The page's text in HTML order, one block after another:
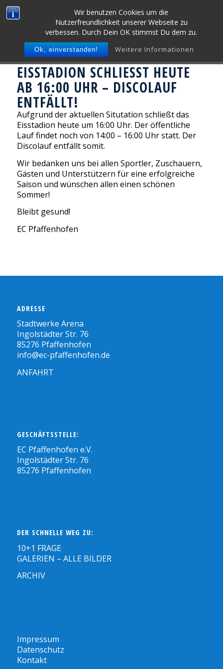
Wir benutzen Cookies um die
Nutzerfreundlichkeit unserer Webseite zu
verbessen. Durch Dein OK stimmst Du dem zu.
Ok, einverstanden! Weitere Informationen
EISSTADION SCHLIESST HEUTE A
B 16:00 UHR – DISCOLAUF E
NTFÄLLT!
Aufgrund der aktuellen Situtation schließt das
Eisstadion heute um 16:00 Uhr. Der öffentliche
Lauf findet noch von 14:00 – 16:00 Uhr statt. Der
Discolauf entfällt somit.
Wir bedanken uns bei allen Sportler, Zuschauern,
Gästen und Unterstützern für eine erfolgreiche
Saison und wünschen allen einen schönen
Sommer!
Bleibt gesund!
EC Pfaffenhofen
ADRESSE
Stadtwerke Arena
Ingolstädter Str. 76
85276 Pfaffenhofen
info@ec-pfaffenhofen.de
ANFAHRT
GESCHÄFTSSTELLE:
EC Pfaffenhofen e.V.
Ingolstädter Str. 76
85276 Pfaffenhofen
DER SCHNELLE WEG ZU:
10+1 FRAGE
GALERIEN – ALLE BILDER
ARCHIV
Impressum
Datenschutz
Kontakt